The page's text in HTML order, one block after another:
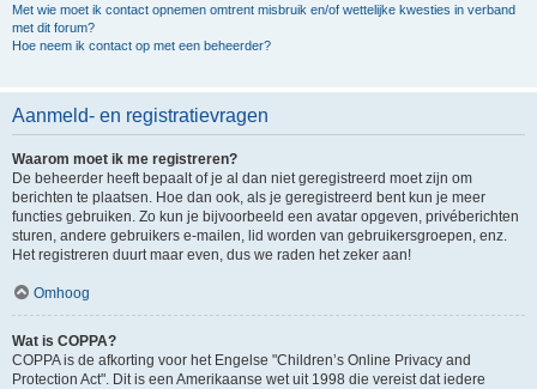
Met wie moet ik contact opnemen omtrent misbruik en/of wettelijke kwesties in verband
met dit forum?
Hoe neem ik contact op met een beheerder?
Aanmeld- en registratievragen
Waarom moet ik me registreren?
De beheerder heeft bepaalt of je al dan niet geregistreerd moet zijn om
berichten te plaatsen. Hoe dan ook, als je geregistreerd bent kun je meer
functies gebruiken. Zo kun je bijvoorbeeld een avatar opgeven, privéberichten
sturen, andere gebruikers e-mailen, lid worden van gebruikersgroepen, enz.
Het registreren duurt maar even, dus we raden het zeker aan!
Omhoog
Wat is COPPA?
COPPA is de afkorting voor het Engelse "Children’s Online Privacy and
Protection Act". Dit is een Amerikaanse wet uit 1998 die vereist dat iedere